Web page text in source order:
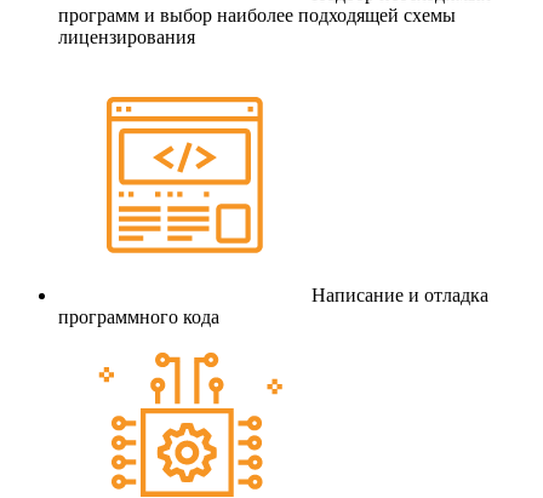
программ и выбор наиболее подходящей схемы
лицензирования
Написание и отладка
программного кода